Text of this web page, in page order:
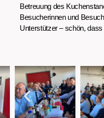
Betreuung des
Besucherinnen und
Unterstützer – schön, dass